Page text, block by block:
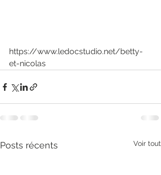
https://www.ledocstudio.net/betty-
et-nicolas
Posts récents Voir tout